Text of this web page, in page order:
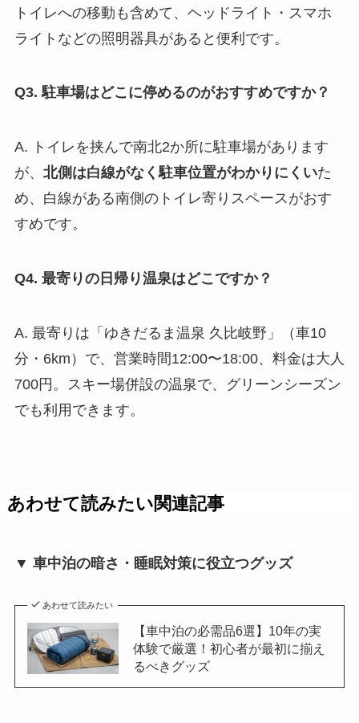
トイレへの移動も含めて、ヘッドライト・スマホ
ライトなどの照明器具があると便利です。
Q3. 駐車場はどこに停めるのがおすすめですか？
A. トイレを挟んで南北2か所に駐車場があります
が、 北側は白線がなく駐車位置がわかりにくいた
め、白線がある南側のトイレ寄りスペースがおす
すめです。
Q4. 最寄りの日帰り温泉はどこですか？
A. 最寄りは「ゆきだるま温泉 久比岐野」（車10
分・6km）で、営業時間12:00〜18:00、料金は大人
700円。スキー場併設の温泉で、グリーンシーズン
でも利用できます。
あわせて読みたい関連記事
▼ 車中泊の暗さ・睡眠対策に役立つグッズ
あわせて読みたい
【車中泊の必需品6選】10年の実
体験で厳選！初心者が最初に揃え
るべきグッズ